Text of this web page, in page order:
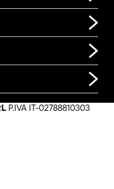
P.IVA IT-02788810303